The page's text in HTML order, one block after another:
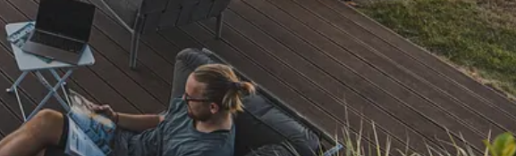
„Problemlos bestellt und geliefert.
Gerne wieder. “
07.08.2026
Versand